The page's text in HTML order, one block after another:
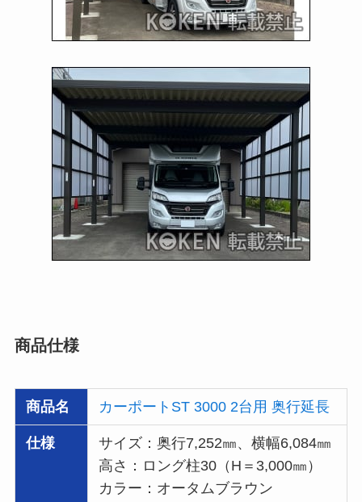
商品仕様
商品名 カーポートST 3000 2台用 奥行延長
仕様
サイズ：奥行7,252㎜、横幅6,084㎜
高さ：ロング柱30（H＝3,000㎜）
カラー：オータムブラウン